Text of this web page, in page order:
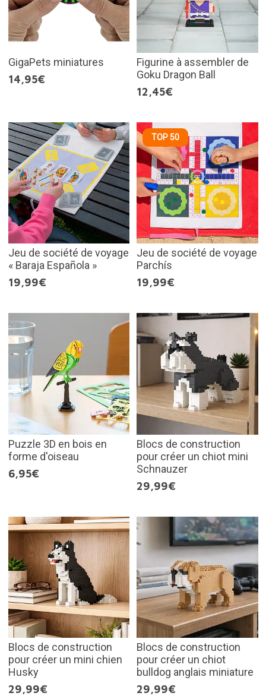
GigaPets miniatures
14,95€
Figurine à assembler de
Goku Dragon Ball
12,45€
Jeu de société de voyage
« Baraja Española »
19,99€
TOP 50
Jeu de société de voyage
Parchís
19,99€
Puzzle 3D en bois en
forme d'oiseau
6,95€
Blocs de construction
pour créer un chiot mini
Schnauzer
29,99€
Blocs de construction
pour créer un mini chien
Husky
29,99€
Blocs de construction
pour créer un chiot
bulldog anglais miniature
29,99€